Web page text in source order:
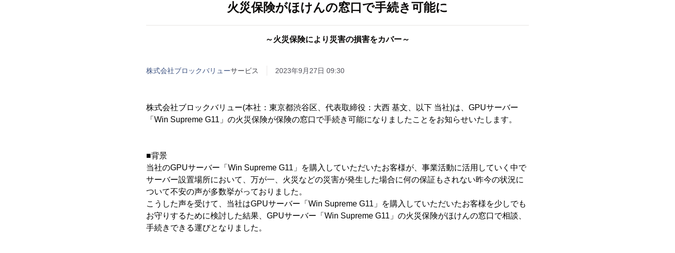
火災保険がほけんの窓口で手続き可能に
～火災保険により災害の損害をカバー～
株式会社ブロックバリューサービス 2023年9月27日 09:30
株式会社ブロックバリュー(本社：東京都渋谷区、代表取締役：大西 基文、以下 当社)は、GPUサーバー
「Win Supreme G11」の火災保険が保険の窓口で手続き可能になりましたことをお知らせいたします。
■背景
当社のGPUサーバー「Win Supreme G11」を購入していただいたお客様が、事業活動に活用していく中で
サーバー設置場所において、万が一、火災などの災害が発生した場合に何の保証もされない昨今の状況に
ついて不安の声が多数挙がっておりました。
こうした声を受けて、当社はGPUサーバー「Win Supreme G11」を購入していただいたお客様を少しでも
お守りするために検討した結果、GPUサーバー「Win Supreme G11」の火災保険がほけんの窓口で相談、
手続きできる運びとなりました。